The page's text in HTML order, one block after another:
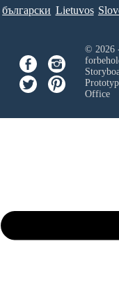
български Lietuvos
© 2026
Office